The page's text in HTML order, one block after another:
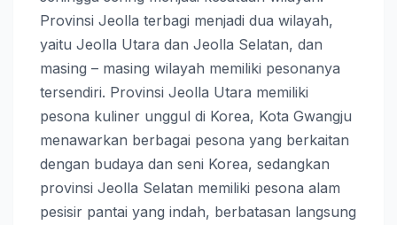
Provinsi Jeolla terbagi menjadi dua wilayah,
yaitu Jeolla Utara dan Jeolla Selatan, dan
masing – masing wilayah memiliki pesonanya
tersendiri. Provinsi Jeolla Utara memiliki
pesona kuliner unggul di Korea, Kota Gwangju
menawarkan berbagai pesona yang berkaitan
dengan budaya dan seni Korea, sedangkan
provinsi Jeolla Selatan memiliki pesona alam
pesisir pantai yang indah, berbatasan langsung